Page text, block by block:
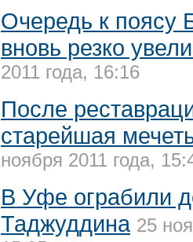
Очередь к поясу
вновь резко
2011 года, 16:16
После
старейшая
ноября 2011 года,
В Уфе ограбили
Таджуддина 25